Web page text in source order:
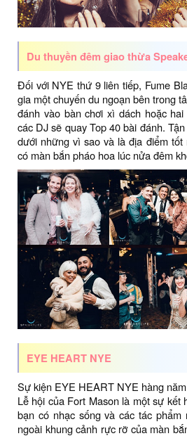
Du thuyền đêm giao thừa
Đối với NYE thứ 9 liên tiếp, Fume
gia một chuyến du ngoạn bên trong
đánh vào bàn chơi xì dách hoặc
các DJ sẽ quay Top 40 bài đánh.
dưới những vì sao và là địa điểm
có màn bắn pháo hoa lúc nửa đêm
EYE HEART NYE
Sự kiện EYE HEART NYE hàng
Lễ hội của Fort Mason là một sự kết
bạn có nhạc sống và các tác phẩm
ngoài khung cảnh rực rỡ của màn